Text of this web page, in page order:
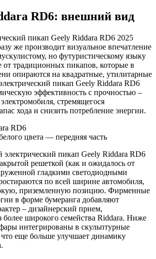
RD6: внешний вид
пикап Geely Riddara RD6 2025
же производит визуальное впечатление
но футуристическому языку
от традиционных пикапов, которые в
опираются на квадратные, утилитарные
пикап Geely Riddara RD6
эффективность с прочностью –
стремящегося
хода и снизить потребление энергии.
цвета — передняя часть
электрический пикап Geely Riddara RD6
решеткой (как и ожидалось от
гладкими светодиодными
по всей ширине автомобиля,
приземленную позицию. Фирменные
в форме бумеранга добавляют
– дизайнерский прием,
более широкого семейства Riddara. Ниже
интегрированы в скульптурные
что еще больше улучшает динамику